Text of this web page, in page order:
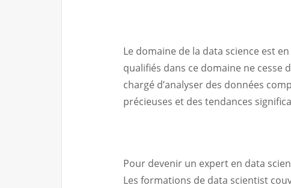
Le domaine de la data science est
qualifiés dans ce domaine ne cesse
chargé d’analyser des données
précieuses et des tendances
Pour devenir un expert en data
Les formations de data scientist